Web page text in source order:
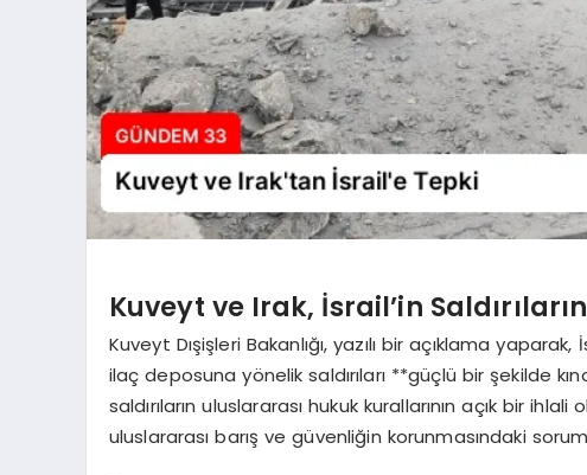
Kuveyt ve Irak, İsrail’in
Kuveyt Dışişleri Bakanlığı, yazılı bir açıklama
ilaç deposuna yönelik saldırıları **güçlü bir şekilde
saldırıların uluslararası hukuk kurallarının açık bir
uluslararası barış ve güvenliğin korunmasındaki